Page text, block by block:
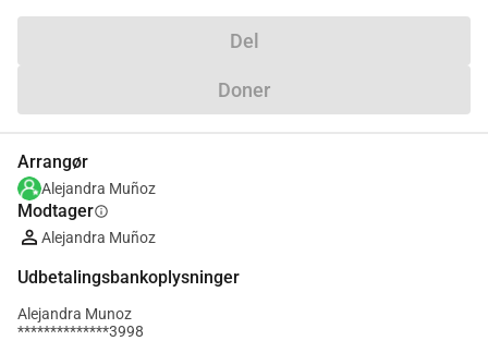
Del
Doner
Arrangør
Alejandra Muñoz
Modtagerinfo
Alejandra Muñoz
Udbetalingsbankoplysninger
Alejandra Munoz
**************3998